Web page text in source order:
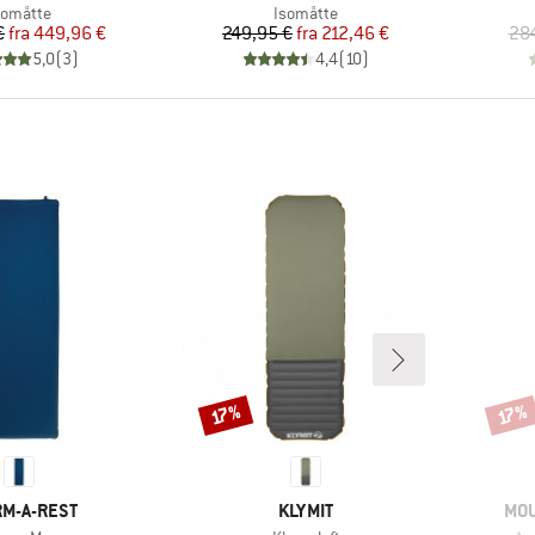
Pris
Nedsat pris
fra 449,96 €
5,0(3)
Produktgruppe
Isomåtte
Pris
249,95 € Nedsat pris
fra 212,46 €
4,4(10)
A-REST MÆRKE
KLYMIT
Rabat
17% Rabat
17%